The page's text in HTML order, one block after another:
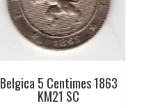
Belgica 5 Centimes 1863
KM21 SC